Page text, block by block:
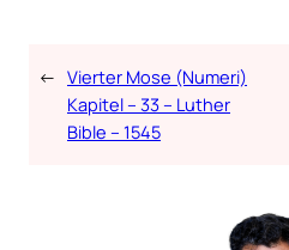
← Vierter Mose (Numeri)
Kapitel – 33 – Luther
Bible – 1545